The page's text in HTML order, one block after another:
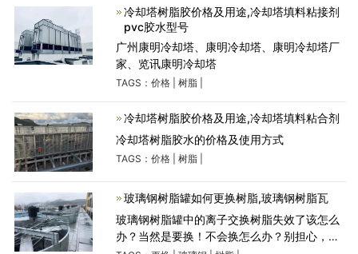
到闭式冷却塔的冷却风机盘管，冷却循环水进
入闭式冷却塔，根据闭
冷却塔树脂胶价格及用途,冷却塔填料粘接剂
pvc胶水型号
广州康明冷却塔、康明冷却塔、康明冷却塔厂
家、览讯康明冷却塔
TAGS： 价格| 树脂|
冷却塔树脂胶价格及用途,冷却塔填料粘合剂
冷却塔树脂胶水的价格及使用方式
TAGS： 价格| 树脂|
玻璃钢树脂罐如何更换树脂,玻璃钢树脂瓦
玻璃钢树脂罐中的离子交换树脂失效了该怎么
办？当然是要换！不会换怎么办？别担心，本